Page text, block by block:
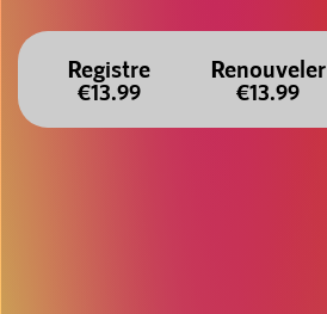
Registre
€13.99
Renouveler
€13.99